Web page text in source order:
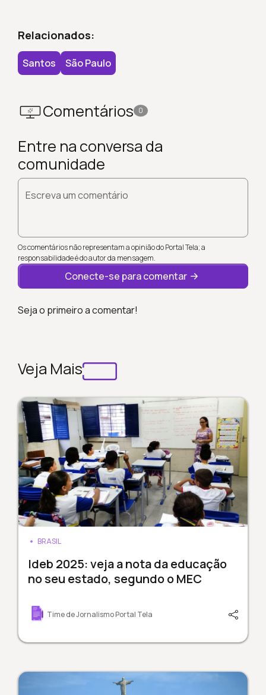
Relacionados:
Santos São Paulo
Comentários 0
Entre na conversa da
comunidade
Escreva um comentário
Os comentários não representam a opinião do Portal Tela; a
responsabilidade é do autor da mensagem.
Conecte-se para comentar
Seja o primeiro a comentar!
Veja Mais
BRASIL
Ideb 2025: veja a nota da educação
no seu estado, segundo o MEC
Time de Jornalismo Portal Tela